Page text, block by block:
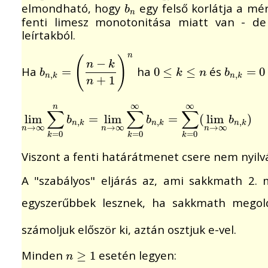
elmondható, hogy bn
bn egy felső korlátja a
fenti limesz monotonitása miatt van -
leírtakból.
Ha bn,k = ( n − k
n + 1 ) n
bn,k=( n −kn+1) n ha 0 ≤ k ≤ n
0 ≤k ≤n ésbn,k = 0
bn,k=0
lim
n→∞ ∑
k=0
n
bn,k = lim
n→∞ ∑
k=0
∞
bn,k = ∑
k=0
∞
( lim
n→∞
bn,k)
limn → ∞∑k = 0n bn,k limn→∞∑ k= ∞ bn,k =∑ k=
Viszont a fenti határátmenet csere nem
A "szabályos" eljárás az, ami sakkmath 2.
egyszerűbbek lesznek, ha sakkmath
számoljuk először ki, aztán osztjuk e-vel.
Minden n ≥ 1
n ≥1 esetén legyen: